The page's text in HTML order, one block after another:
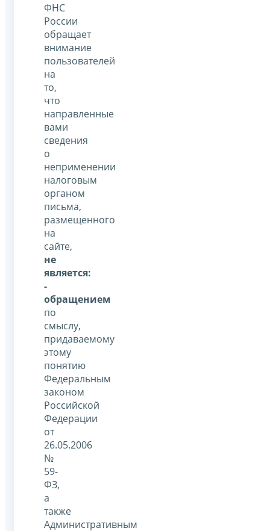
ФНС
России
обращает
внимание
пользователей
на
то,
что
направленные
вами
сведения
о
неприменении
налоговым
органом
письма,
размещенного
на
сайте,
не
является:
-
обращением
по
смыслу,
придаваемому
этому
понятию
Федеральным
законом
Российской
Федерации
от
26.05.2006
№
59-
ФЗ,
а
также
Административным